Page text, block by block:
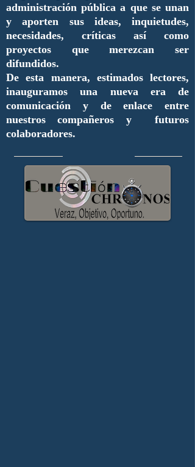
administración pública a que se unan
y aporten sus ideas, inquietudes,
necesidades, críticas así como
proyectos que merezcan ser
difundidos.
De esta manera, estimados lectores,
inauguramos una nueva era de
comunicación y de enlace entre
nuestros compañeros y futuros
colaboradores.